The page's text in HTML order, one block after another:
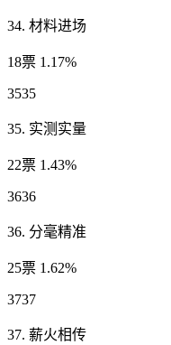
34. 材料进场
18票 1.17%
3535
35. 实测实量
22票 1.43%
3636
36. 分毫精准
25票 1.62%
3737
37. 薪火相传